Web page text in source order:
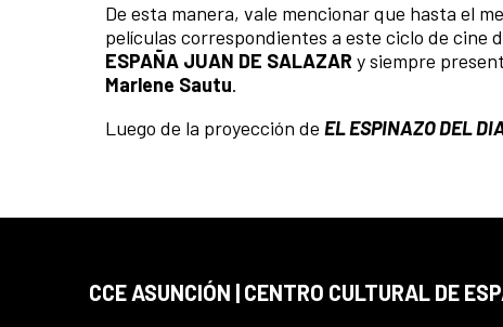
De esta manera, vale mencionar que hasta el
películas correspondientes a este ciclo de cine
ESPAÑA JUAN DE SALAZAR y siempre
Marlene Sautu.
Luego de la proyección de EL ESPINAZO DEL
CCE ASUNCIÓN | CENTRO CULTURAL DE